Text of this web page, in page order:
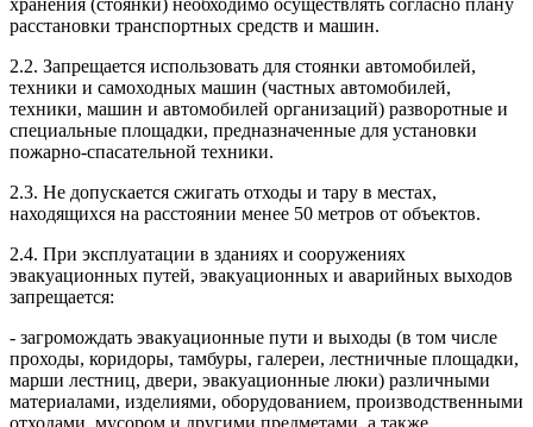
хранения (стоянки) необходимо осуществлять согласно плану
расстановки транспортных средств и машин.
2.2. Запрещается использовать для стоянки автомобилей,
техники и самоходных машин (частных автомобилей,
техники, машин и автомобилей организаций) разворотные и
специальные площадки, предназначенные для установки
пожарно-спасательной техники.
2.3. Не допускается сжигать отходы и тару в местах,
находящихся на расстоянии менее 50 метров от объектов.
2.4. При эксплуатации в зданиях и сооружениях
эвакуационных путей, эвакуационных и аварийных выходов
запрещается:
- загромождать эвакуационные пути и выходы (в том числе
проходы, коридоры, тамбуры, галереи, лестничные площадки,
марши лестниц, двери, эвакуационные люки) различными
материалами, изделиями, оборудованием, производственными